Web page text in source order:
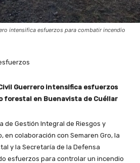
intensifica esfuerzos para combatir incendio
Guerrero intensifica esfuerzos
forestal en Buenavista de Cuéllar
de Gestión Integral de Riesgos y
en colaboración con Semaren Gro, la
y la Secretaría de la Defensa
esfuerzos para controlar un incendio